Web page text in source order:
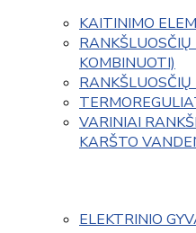
KAITINIMO
KOMBINUOTI)
VARINIAI
KARŠTO
ELEKTRINIO